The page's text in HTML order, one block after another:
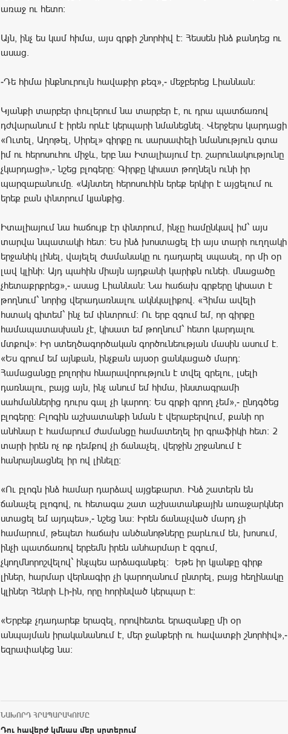
առաջ ու հետո։
Այն, ինչ ես կամ հիմա, այս գրքի շնորհիվ է։ Հեսսեն ինձ քանդեց ու
ասաց.
-Դե հիմա ինքնուրույն հավաքիր քեզ»,- մեջբերեց Լիաննան։
Կյանքի տարբեր փուլերում նա տարբեր է, ու դրա պատճառով
դժվարանում է իրեն որևէ կերպարի նմանեցնել. Վերջերս կարդացի
«Ուտել, Աղոթել, Սիրել» գիրքը ու սարսափելի նմանություն գտա
իմ ու հերոսուհու միջև, երբ նա Իտալիայում էր. շարունակությունը
չկարդացի»,- նշեց բլոգերը։ Գիրքը կիսատ թողնելն ունի իր
պարզաբանումը. «Այնտեղ հերոսուհին երեք երկիր է այցելում ու
երեք բան փնտրում կյանքից.
Իտալիայում նա հաճույք էր փնտրում, ինչը համընկավ իմ` այս
տարվա նպատակի հետ։ Ես ինձ խոստացել էի այս տարի ուղղակի
երջանիկ լինել, վայելել ժամանակը ու դադարել սպասել, որ մի օր
լավ կլինի։ Այդ պահին միայն այդքանի կարիքն ունեի. մնացածը
չհետաքրքրեց»,- ասաց Լիաննան։ Նա հաճախ գրքերը կիսատ է
թողնում` նորից վերադառնալու ակնկալիքով. «Հիմա ավելի
հստակ գիտեմ` ինչ եմ փնտրում։ Ու երբ զգում եմ, որ գիրքը
համապատասխան չէ, կիսատ եմ թողնում` հետո կարդալու
մտքով»։ Իր ստեղծագործական գործունեության մասին ասում է.
«Ես գրում եմ այնքան, ինչքան այսօր ցանկացած մարդ։
Համացանցը բոլորիս հնարավորություն է տվել գրելու, լսելի
դառնալու, բայց այն, ինչ անում եմ հիմա, ինստագրամի
սահմաններից դուրս գալ չի կարող։ Ես գրքի գրող չեմ»,- ընդգծեց
բլոգերը։ Բլոգին աշխատանքի նման է վերաբերվում, քանի որ
անհնար է համարում ժամանցը համատեղել իր գրաֆիկի հետ։ 2
տարի իրեն ոչ ոք դեմքով չի ճանաչել, վերջին շրջանում է
հանրայնացնել իր ով լինելը։
«Ու բլոգն ինձ համար դարձավ այցեքարտ. Ինձ շատերն են
ճանաչել բլոգով, ու հետագա շատ աշխատանքային առաջարկներ
ստացել եմ այդպես»,- նշեց նա։ Իրեն ճանաչված մարդ չի
համարում, թեպետ հաճախ անծանոթները բարևում են, խոսում,
ինչի պատճառով երբեմն իրեն անհարմար է զգում,
չկողմնորոշվելով` ինչպես արձագանքել։ Եթե իր կյանքը գիրք
լիներ, հարմար վերնագիր չի կարողանում ընտրել, բայց հեղինակը
կլիներ Հենրի Լի-ին, որը հորինված կերպար է։
«Երբեք չդադարեք երազել, որովհետեւ երազանքը մի օր
անպայման իրականանում է, մեր ջանքերի ու հավատքի շնորհիվ»,-
եզրափակեց նա։
ՆԱԽՈՐԴ ՀՐԱՊԱՐԱԿՈՒՄԸ
Դու հավերժ կմնաս մեր սրտերում